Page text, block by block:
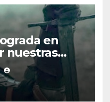
en
nuestras
y pensar